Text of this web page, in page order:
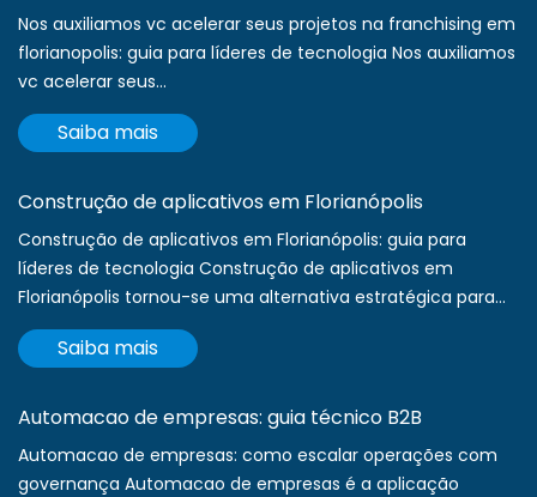
Nos auxiliamos vc acelerar seus projetos na franchising em
florianopolis: guia para líderes de tecnologia Nos auxiliamos
vc acelerar seus...
Saiba mais
Construção de aplicativos em Florianópolis
Construção de aplicativos em Florianópolis: guia para
líderes de tecnologia Construção de aplicativos em
Florianópolis tornou-se uma alternativa estratégica para...
Saiba mais
Automacao de empresas: guia técnico B2B
Automacao de empresas: como escalar operações com
governança Automacao de empresas é a aplicação